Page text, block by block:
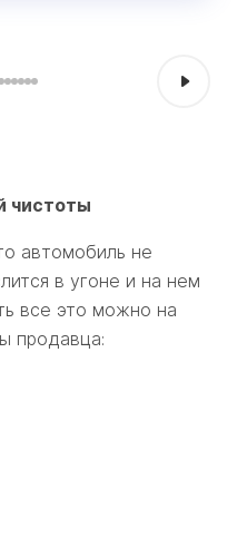
чистоты
автомобиль не
в угоне и на нем
все это можно на
продавца: